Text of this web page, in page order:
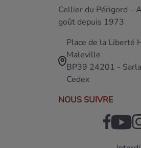
Cellier du Périgord –
goût depuis 1973
Place de la Liberté
Maleville
BP39 24201 -
Cedex
NOUS SUIVRE